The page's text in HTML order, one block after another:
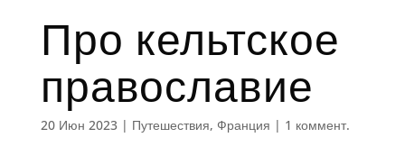
Про кельтское
православие
20 Июн 2023| Путешествия, Франция | 1 коммент.